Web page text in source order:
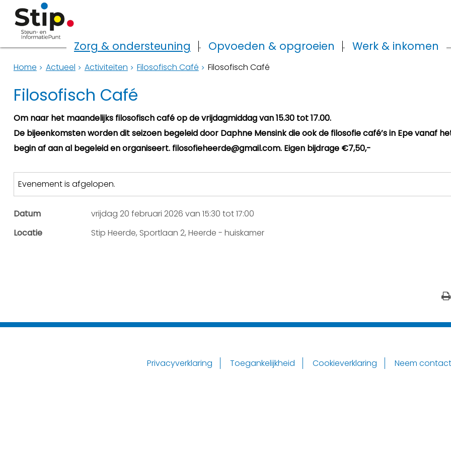
Zorg & ondersteuning Opvoeden & opgroeien Werk & inkomen
Home Actueel Activiteiten Filosofisch Café Filosofisch Café
Filosofisch Café
Om naar het maandelijks filosofisch café op de vrijdagmiddag van 15.30 tot 17.00.
De bijeenkomsten worden dit seizoen begeleid door Daphne Mensink die ook de filosofie café’s in Epe vanaf
begin af aan al begeleid en organiseert. filosofieheerde@gmail.com. Eigen bijdrage €7,50,-
Evenement is afgelopen.
Datum
vrijdag 20 februari 2026 van 15:30 tot 17:00
Locatie
Stip Heerde, Sportlaan 2, Heerde - huiskamer
Privacyverklaring Toegankelijkheid Cookieverklaring Neem